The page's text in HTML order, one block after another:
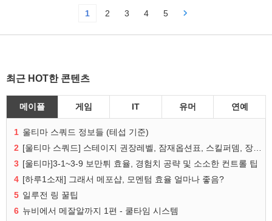
1 2 3 4 5
최근 HOT한 콘텐츠
메이플 게임 IT 유머 연예
1 울티마 스쿼드 정보들 (테섭 기준)
2
3 [울티마]3-1~3-9 보만튀 효율, 경험치 공략 및 소소한 컨트롤 팁
4 [하루1소재] 그래서 메포샵, 모멘텀 효율 얼마나 좋음?
5 일루전 링 꿀팁
6 뉴비에서 메잘알까지 1편 - 쿨타임 시스템